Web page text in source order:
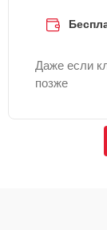
Даже если
позже